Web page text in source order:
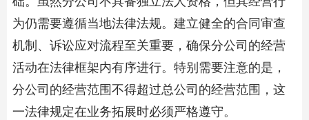
为仍需要遵循当地法律法规。建立健全的合同审查
机制、诉讼应对流程至关重要，确保分公司的经营
活动在法律框架内有序进行。特别需要注意的是，
分公司的经营范围不得超过总公司的经营范围，这
一法律规定在业务拓展时必须严格遵守。